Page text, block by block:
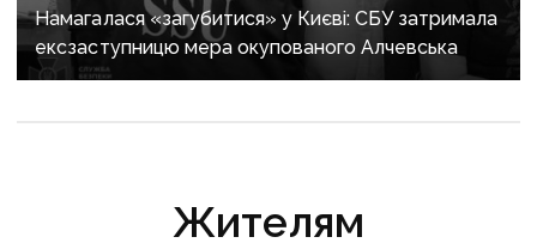
Намагалася «загубитися» у Києві: СБУ затримала
ексзаступницю мера окупованого Алчевська
Жителям